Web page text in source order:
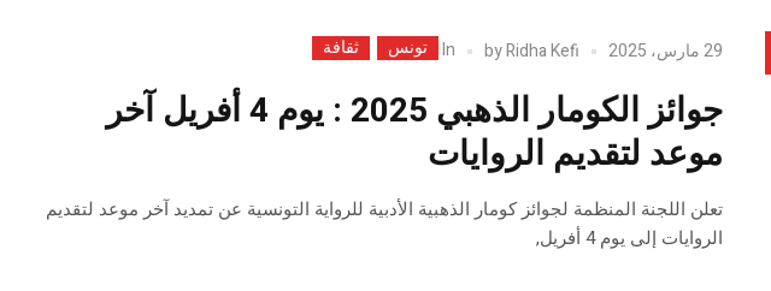
29 مارس، 2025 byRidha Kefi
In تونس ثقافة
جوائز الكومار الذهبي 2025 : يوم 4 أفريل آخر
موعد لتقديم الروايات
تعلن اللجنة المنظمة لجوائز كومار الذهبية الأدبية للرواية التونسية عن تمديد آخر موعد لتقديم
الروايات إلى يوم 4 أفريل,